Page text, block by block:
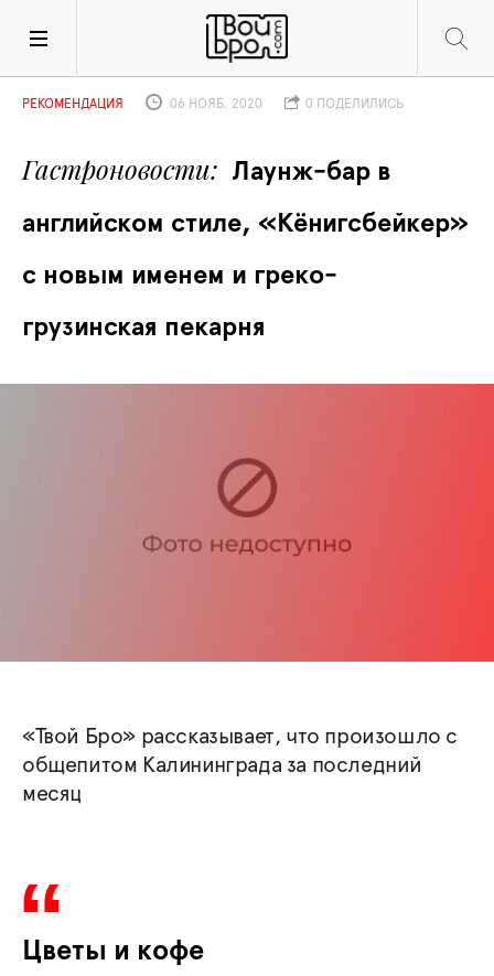
Гастроновости
Лаунж-бар в
английском стиле, «Кёнигсбейкер»
с новым именем и греко-
грузинская пекарня
РЕКОМЕНДАЦИЯ 06 НОЯБ. 2020 0 ПОДЕЛИЛИСЬ
«Твой Бро» рассказывает, что произошло с
общепитом Калининграда за последний
месяц
Цветы и кофе